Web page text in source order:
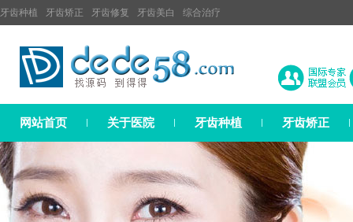
牙齿种植 牙齿矫正 牙齿修复 牙齿美白 综合治疗
网站首页 关于医院 牙齿种植 牙齿矫正